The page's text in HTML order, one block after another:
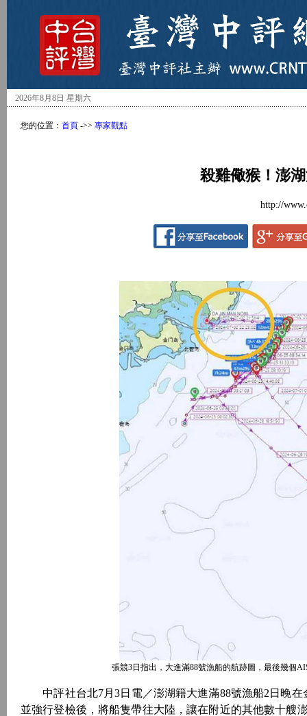
2026年8月8日 星期六
您的位置： 首頁 ->> 專家觀點
殺雞儆猴！澎
http://
張競3日指出，大進滿88號漁船的航跡圖，最後幾個
中評社台北7月3日電／澎湖籍大進滿88號漁船2日晚在
並強行登檢後，將船隻帶往大陸，讓在附近的其他數十艘